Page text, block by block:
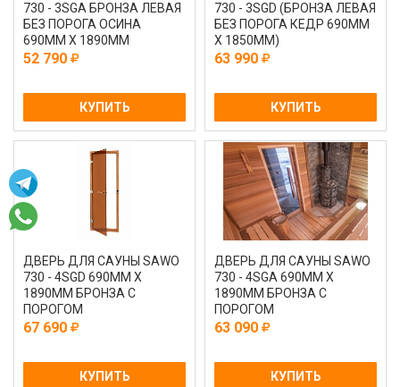
730 - 3SGА БРОНЗА ЛЕВАЯ
БЕЗ ПОРОГА ОСИНА
690MM Х 1890MM
52 790
КУПИТЬ
730 - 3SGD (БРОНЗА ЛЕВАЯ
БЕЗ ПОРОГА КЕДР 690MM
Х 1850MM)
63 990
КУПИТЬ
ДВЕРЬ ДЛЯ САУНЫ SAWO
730 - 4SGD 690MM Х
1890MM БРОНЗА С
ПОРОГОМ
67 690
КУПИТЬ
ДВЕРЬ ДЛЯ САУНЫ SAWO
730 - 4SGА 690MM Х
1890MM БРОНЗА С
ПОРОГОМ
63 090
КУПИТЬ